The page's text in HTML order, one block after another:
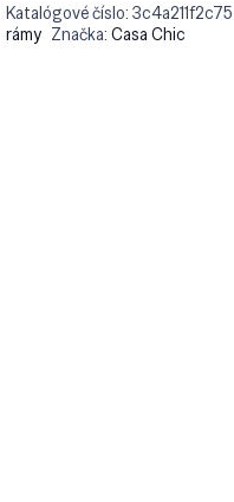
Katalógové číslo:3c4a211f2c75
rámy Značka:Casa Chic